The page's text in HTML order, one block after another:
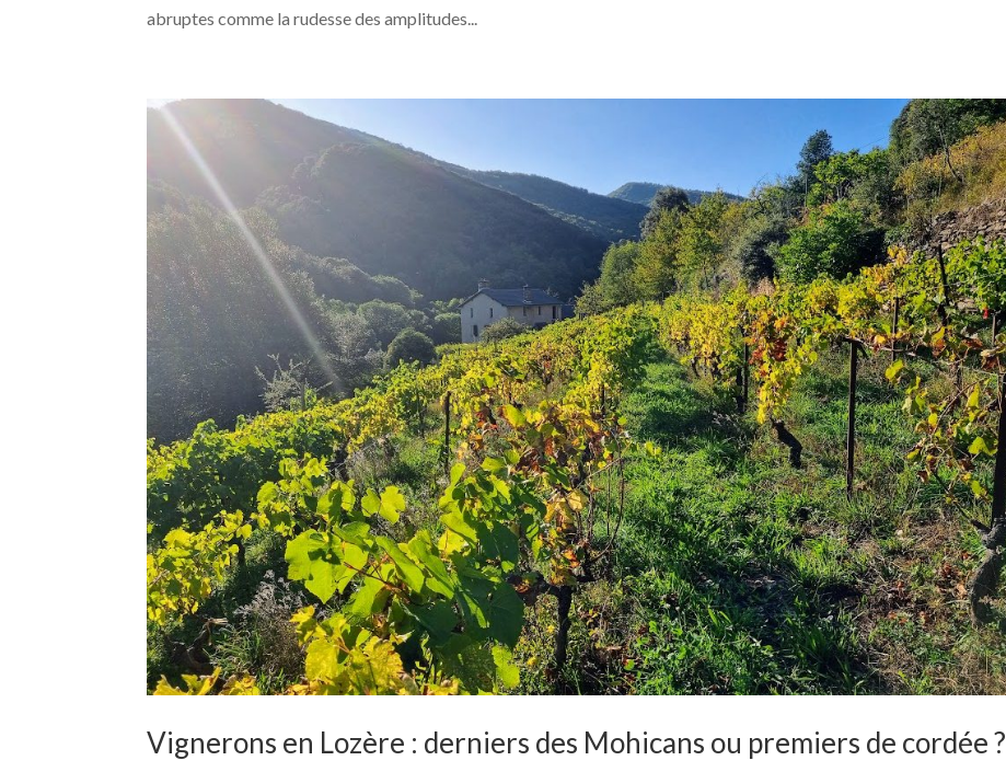
abruptes comme la rudesse des amplitudes...
Vignerons en Lozère : derniers des Mohicans ou premiers de cordée ?